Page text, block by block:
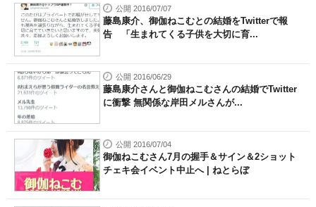
公開 2016/07/07
藤島康介、御伽ねこむとの結婚をTwitterで報
告 「生まれてくる子供を大切に育...
公開 2016/06/29
藤島康介さんと御伽ねこむさんの結婚でTwitter
に衝撃 無関係な岸田メルさんが...
公開 2016/07/04
御伽ねこむさん7月の握手＆サイン＆2ショット
チェキ会イベント中止へ | ねとらぼ